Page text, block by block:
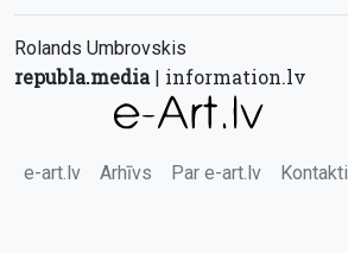
Rolands Umbrovskis
republa.media| information.lv
e-art.lv Arhīvs Par e-art.lv Kontakti